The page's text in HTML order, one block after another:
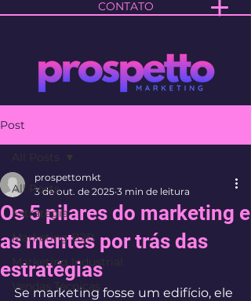
CONTATO
Post
All Posts
Estratégia
Marketing B2B
Marketing Industrial
Vendas Técnicas
Os 5 pilares do marketing e
as mentes por trás das
estratégias
prospettomkt
3 de out. de 2025 3 min de leitura
Se marketing fosse um edifício, ele